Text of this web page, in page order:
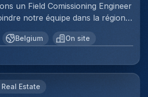
un Field Comissioning Engineer
notre équipe dans la région
ce rôle, vous fournirez une
sur site lors de la mise en
des installations HVAC
Vous serez responsable de
correctement installés,
Belgium On site
Estate